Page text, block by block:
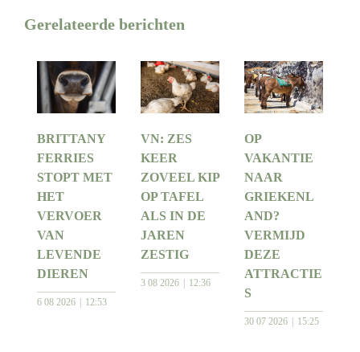
Gerelateerde berichten
BRITTANY
FERRIES
STOPT MET
HET
VERVOER
VAN
LEVENDE
DIEREN
6 08 2026 12:53
VN: ZES
KEER
ZOVEEL KIP
OP TAFEL
ALS IN DE
JAREN
ZESTIG
3 08 2026 12:36
OP
VAKANTIE
NAAR
GRIEKENL
AND?
VERMIJD
DEZE
ATTRACTIE
S
30 07 2026 15:25